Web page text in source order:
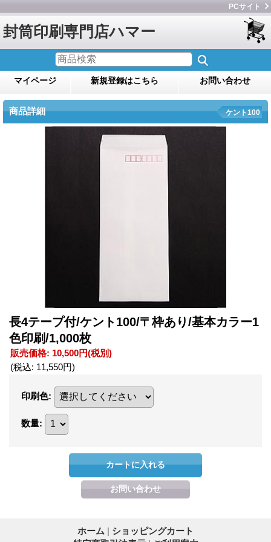
PCサイト
封筒印刷専門店ハマー
マイページ 新規登録はこちら お問い合わせ
商品詳細 ケント100
長4テープ付/ケント100/〒枠あり/基本カラー1
色印刷/1,000枚
販売価格: 10,500円(税別)
(税込: 11,550円)
印刷色:
数量:
ホーム | ショッピングカート